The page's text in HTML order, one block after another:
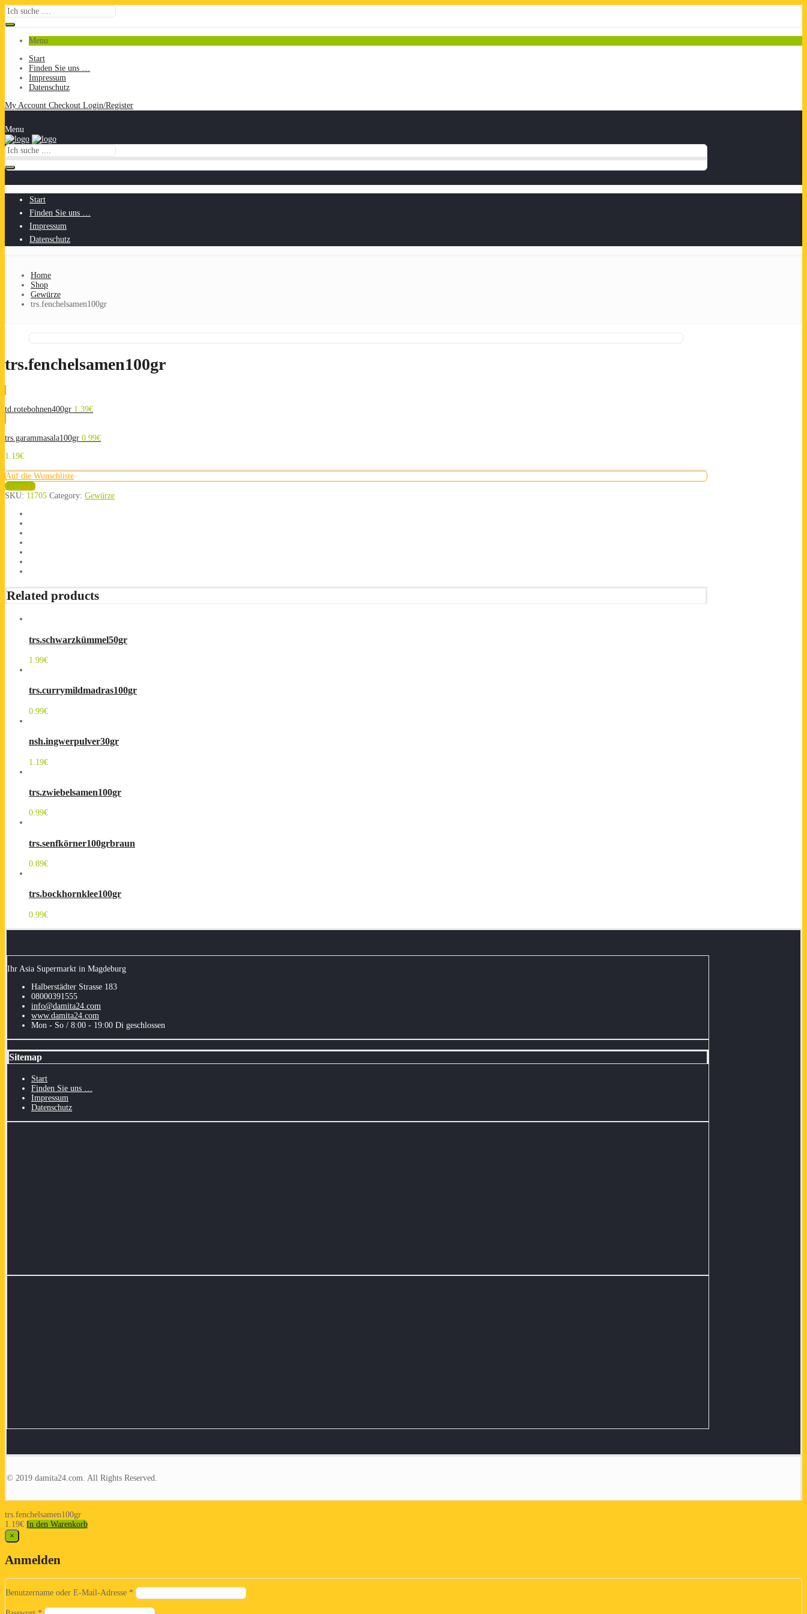
Menu
Start
Finden Sie uns …
Impressum
Datenschutz
My Account Checkout Login/Register
Menu
Start
Finden Sie uns …
Impressum
Datenschutz
Home
Shop
Gewürze
trs.fenchelsamen100gr
trs.fenchelsamen100gr
td.rotebohnen400gr 1.39€
trs.garammasala100gr 0.99€
1.19€
Auf die Wunschliste
Compare
SKU: 11705 Category: Gewürze
Related products
trs.schwarzkümmel50gr
1.99€
trs.currymildmadras100gr
0.99€
nsh.ingwerpulver30gr
1.19€
trs.zwiebelsamen100gr
0.99€
trs.senfkörner100grbraun
0.89€
trs.bockhornklee100gr
0.99€
Ihr Asia Supermarkt in Magdeburg
Halberstädter Strasse 183
08000391555
info@damita24.com
www.damita24.com
Mon - So / 8:00 - 19:00 Di geschlossen
Sitemap
Start
Finden Sie uns …
Impressum
Datenschutz
© 2019 damita24.com. All Rights Reserved.
trs.fenchelsamen100gr
1.19€ In den Warenkorb
×
Anmelden
Benutzername oder E-Mail-Adresse *